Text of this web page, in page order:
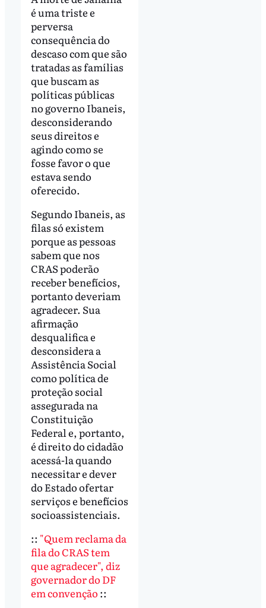
é uma triste e
perversa
consequência do
descaso com que são
tratadas as famílias
que buscam as
políticas públicas
no governo Ibaneis,
desconsiderando
seus direitos e
agindo como se
fosse favor o que
estava sendo
oferecido.
Segundo Ibaneis, as
filas só existem
porque as pessoas
sabem que nos
CRAS poderão
receber benefícios,
portanto deveriam
agradecer. Sua
afirmação
desqualifica e
desconsidera a
Assistência Social
como política de
proteção social
assegurada na
Constituição
Federal e, portanto,
é direito do cidadão
acessá-la quando
necessitar e dever
do Estado ofertar
serviços e benefícios
socioassistenciais.
:: "Quem reclama da
fila do CRAS tem
que agradecer", diz
governador do DF
em convenção ::